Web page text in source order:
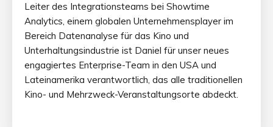
Leiter des Integrationsteams bei Showtime
Analytics, einem globalen Unternehmensplayer im
Bereich Datenanalyse für das Kino und
Unterhaltungsindustrie ist Daniel für unser neues
engagiertes Enterprise-Team in den USA und
Lateinamerika verantwortlich, das alle traditionellen
Kino- und Mehrzweck-Veranstaltungsorte abdeckt.